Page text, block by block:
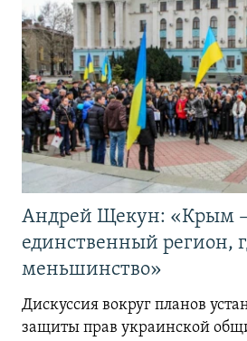
Андрей Щекун: «Крым –
единственный регион,
меньшинство»
Дискуссия вокруг планов
защиты прав украинской